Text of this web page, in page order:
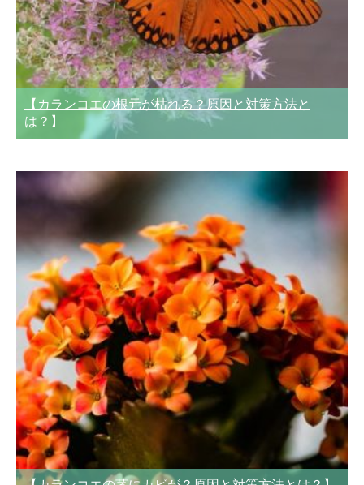
【カランコエの根元が枯れる？原因と対策方法と
は？】